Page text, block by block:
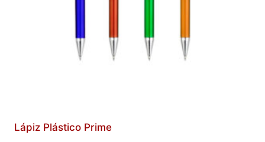
Lápiz Plástico Prime